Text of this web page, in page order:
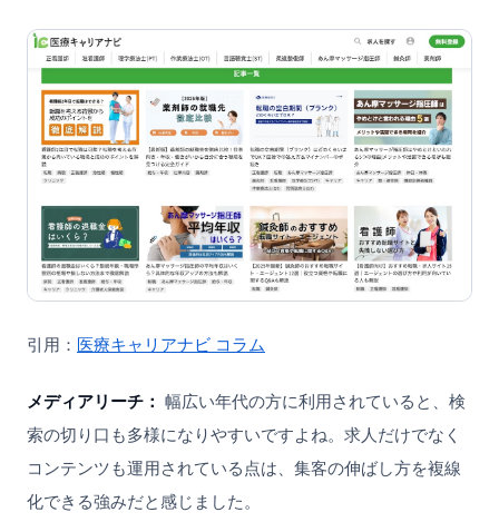
引用： 医療キャリアナビ コラム
メディアリーチ： 幅広い年代の方に利用されていると、検
索の切り口も多様になりやすいですよね。求人だけでなく
コンテンツも運用されている点は、集客の伸ばし方を複線
化できる強みだと感じました。